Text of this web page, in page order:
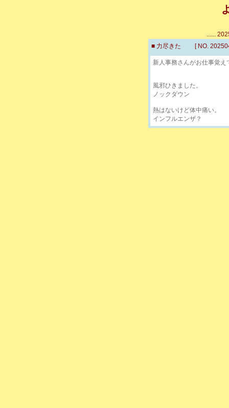
......
■ 力尽きた [ NO.
新人事務さんがお仕事覚
風邪ひきました。
ノックダウン
熱はないけど体中痛い。
インフルエンザ？